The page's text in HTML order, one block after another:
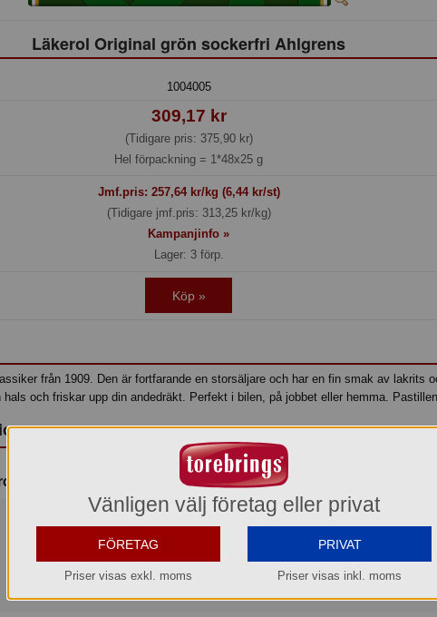
Läkerol Original grön sockerfri Ahlgrens
1004005
309,17 kr
(Tidigare pris: 375,90 kr)
Hel förpackning = 1*48x25 g
Jmf.pris: 257,64kr/kg (6,44 kr/st)
(Tidigare jmf.pris: 313,25 kr/kg)
Kampanjinfo »
Lager: 3 förp.
Köp »
från 1909. Den är fortfarande en storsäljare och har en fin smak av lakrits
hals och friskar upp din andedräkt. Perfekt i bilen, på jobbet eller hemma.
Pastill Original Sockerfri
sötningsmedel/ sødestoffer (maltitoler, sorbitoler, steviolglykosider från/fra
stevia/steviaplanten), stabiliseringsmedel/stabilisator (gummi
lakritsextrakt, aromer, vegetabiliska oljor (kokos, raps),
hyldebær/hyllebær ekstrakt, ytbehandlings-/
Vänligen välj företag eller privat
FÖRETAG
Priser visas exkl. moms
PRIVAT
Priser visas inkl. moms